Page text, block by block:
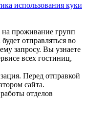
использования куки
на проживание групп
отправляться во
запросу. Вы узнаете
всех гостиниц,
Перед отправкой
сайта.
отделов